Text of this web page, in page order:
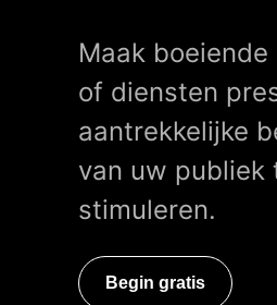
Maak
of diensten
aantrekkelijke
van uw publiek
stimuleren.
Begin gratis